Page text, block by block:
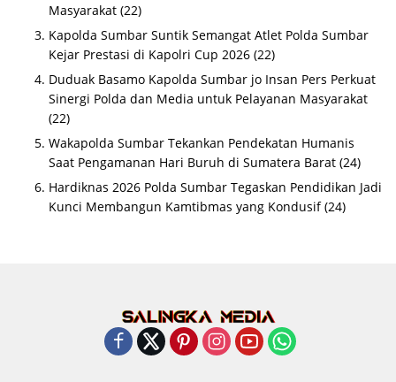
Masyarakat (22)
Kapolda Sumbar Suntik Semangat Atlet Polda Sumbar
Kejar Prestasi di Kapolri Cup 2026 (22)
Duduak Basamo Kapolda Sumbar jo Insan Pers Perkuat
Sinergi Polda dan Media untuk Pelayanan Masyarakat
(22)
Wakapolda Sumbar Tekankan Pendekatan Humanis
Saat Pengamanan Hari Buruh di Sumatera Barat (24)
Hardiknas 2026 Polda Sumbar Tegaskan Pendidikan Jadi
Kunci Membangun Kamtibmas yang Kondusif (24)